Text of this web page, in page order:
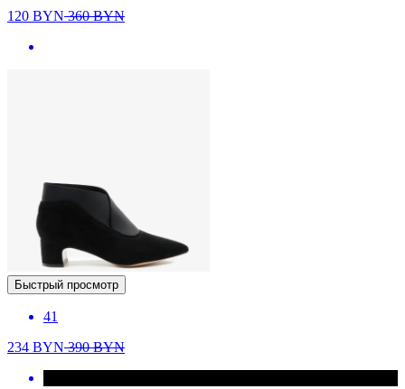
120 BYN360BYN
Быстрый просмотр
41
234 BYN390BYN